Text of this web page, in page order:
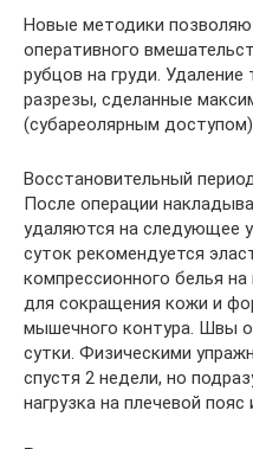
Новые методики
оперативного
рубцов на груди.
разрезы, сделанные
(субареолярным
Восстановительный
После операции
удаляются на следующее
суток рекомендуется
компрессионного белья
для сокращения кожи и
мышечного контура. Швы
сутки. Физическими
спустя 2 недели, но
нагрузка на плечевой